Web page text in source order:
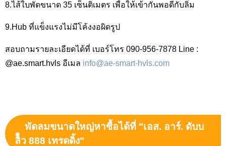
8.ไส้ใบพัดขนาด 35 เซ็นติเมตร เพื่อให้เข้ากันพอดีกับลิ่ม
9.Hub ที่แข็งแรงไม่มีโค้งงอผิดรูป
สอบถามรายละเอียดได้ที่ เบอร์โทร 090-956-7878 Line :
@ae.smart.hvls อีเมล info@ae-smart-hvls.com
พัดลมขนาดใหญ่หาซื้อได้ที่ "เอส. อาร์. ดับบ
ลิว 888 เทรดดิ้ง"